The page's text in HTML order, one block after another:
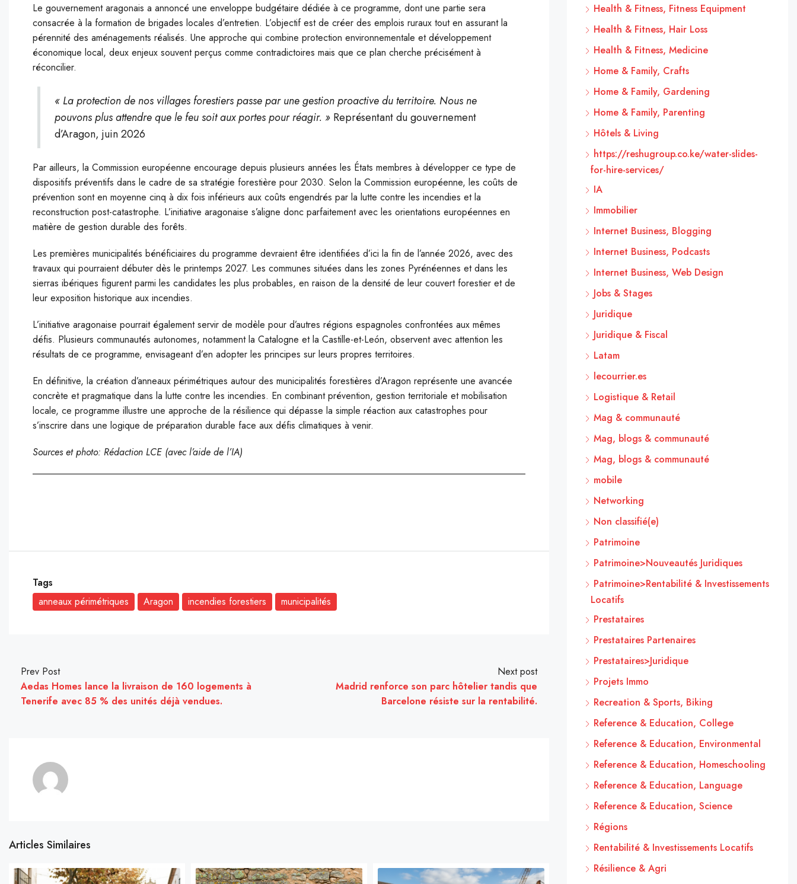
Le gouvernement aragonais a annoncé une enveloppe budgétaire dédiée à ce programme, dont une partie sera
consacrée à la formation de brigades locales d’entretien. L’objectif est de créer des emplois ruraux tout en assurant la
pérennité des aménagements réalisés. Une approche qui combine protection environnementale et développement
économique local, deux enjeux souvent perçus comme contradictoires mais que ce plan cherche précisément à
réconcilier.
« La protection de nos villages forestiers passe par une gestion proactive du territoire. Nous ne
pouvons plus attendre que le feu soit aux portes pour réagir. » Représentant du gouvernement
d’Aragon, juin 2026
Par ailleurs, la Commission européenne encourage depuis plusieurs années les États membres à développer ce type de
dispositifs préventifs dans le cadre de sa stratégie forestière pour 2030. Selon la Commission européenne, les coûts de
prévention sont en moyenne cinq à dix fois inférieurs aux coûts engendrés par la lutte contre les incendies et la
reconstruction post-catastrophe. L’initiative aragonaise s’aligne donc parfaitement avec les orientations européennes en
matière de gestion durable des forêts.
Les premières municipalités bénéficiaires du programme devraient être identifiées d’ici la fin de l’année 2026, avec des
travaux qui pourraient débuter dès le printemps 2027. Les communes situées dans les zones Pyrénéennes et dans les
sierras ibériques figurent parmi les candidates les plus probables, en raison de la densité de leur couvert forestier et de
leur exposition historique aux incendies.
L’initiative aragonaise pourrait également servir de modèle pour d’autres régions espagnoles confrontées aux mêmes
défis. Plusieurs communautés autonomes, notamment la Catalogne et la Castille-et-León, observent avec attention les
résultats de ce programme, envisageant d’en adopter les principes sur leurs propres territoires.
En définitive, la création d’anneaux périmétriques autour des municipalités forestières d’Aragon représente une avancée
concrète et pragmatique dans la lutte contre les incendies. En combinant prévention, gestion territoriale et mobilisation
locale, ce programme illustre une approche de la résilience qui dépasse la simple réaction aux catastrophes pour
s’inscrire dans une logique de préparation durable face aux défis climatiques à venir.
Sources et photo: Rédaction LCE (avec l’aide de l’IA)
Tags
anneaux périmétriques
Aragon incendies forestiers municipalités
Prev Post
Aedas Homes lance la livraison de 160 logements à
Tenerife avec 85 % des unités déjà vendues.
Next post
Madrid renforce son parc hôtelier tandis que
Barcelone résiste sur la rentabilité.
Articles Similaires
Health & Fitness, Fitness Equipment
Health & Fitness, Hair Loss
Health & Fitness, Medicine
Home & Family, Crafts
Home & Family, Gardening
Home & Family, Parenting
Hôtels & Living
https://reshugroup.co.ke/water-slides-
for-hire-services/
IA
Immobilier
Internet Business, Blogging
Internet Business, Podcasts
Internet Business, Web Design
Jobs & Stages
Juridique
Juridique & Fiscal
Latam
lecourrier.es
Logistique & Retail
Mag & communauté
Mag, blogs & communauté
Mag, blogs & communauté
mobile
Networking
Non classifié(e)
Patrimoine
Patrimoine>Nouveautés Juridiques
Patrimoine>Rentabilité & Investissements
Locatifs
Prestataires
Prestataires Partenaires
Prestataires>Juridique
Projets Immo
Recreation & Sports, Biking
Reference & Education, College
Reference & Education, Environmental
Reference & Education, Homeschooling
Reference & Education, Language
Reference & Education, Science
Régions
Rentabilité & Investissements Locatifs
Résilience & Agri